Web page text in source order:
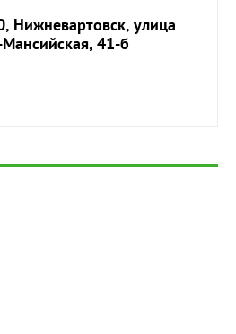
Нижневартовск, улица
41-б